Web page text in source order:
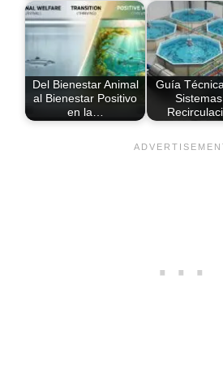
Del Bienestar Animal
al Bienestar Positivo
en la…
Guía